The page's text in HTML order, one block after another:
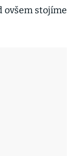
ovšem stojíme